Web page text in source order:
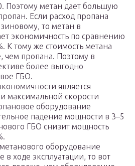
Поэтому метан дает большую
Если расход пропана
то метан в
экономичность по сравнению
К тому же стоимость метана
пропана. Поэтому в
более выгодно
ГБО.
является
максимальной скорости
оборудование
падение мощности в 3–5
ГБО снизит мощность
оборудование
ходе эксплуатации, то вот